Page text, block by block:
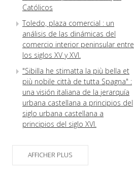
Católicos
Toledo, plaza comercial : un
análisis de las dinámicas del
comercio interior peninsular entre
los siglos XV y XVI.
"Sibilla he stimatta la più bella et
più nobile città de tutta Spagna" :
una visión italiana de la jerarquía
urbana castellana a principios del
siglo urbana castellana a
principios del siglo XVI.
en perspectiva comparada : trás-
AFFICHER PLUS